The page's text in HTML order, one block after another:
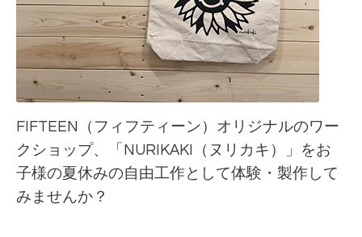
FIFTEEN（フィフティーン）オリジナルのワー
クショップ、「NURIKAKI（ヌリカキ）」をお
子様の夏休みの自由工作として体験・製作して
みませんか？